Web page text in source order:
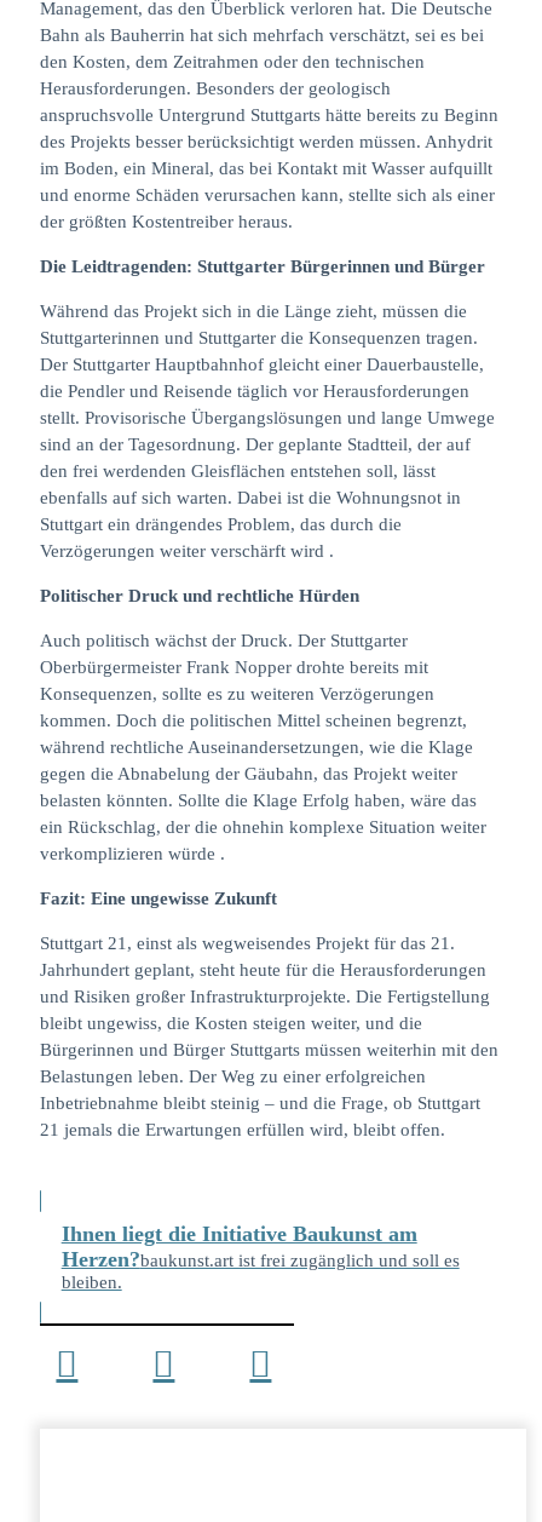
Management, das den Überblick verloren hat. Die Deutsche
Bahn als Bauherrin hat sich mehrfach verschätzt, sei es bei
den Kosten, dem Zeitrahmen oder den technischen
Herausforderungen. Besonders der geologisch
anspruchsvolle Untergrund Stuttgarts hätte bereits zu Beginn
des Projekts besser berücksichtigt werden müssen. Anhydrit
im Boden, ein Mineral, das bei Kontakt mit Wasser aufquillt
und enorme Schäden verursachen kann, stellte sich als einer
der größten Kostentreiber heraus.
Die Leidtragenden: Stuttgarter Bürgerinnen und Bürger
Während das Projekt sich in die Länge zieht, müssen die
Stuttgarterinnen und Stuttgarter die Konsequenzen tragen.
Der Stuttgarter Hauptbahnhof gleicht einer Dauerbaustelle,
die Pendler und Reisende täglich vor Herausforderungen
stellt. Provisorische Übergangslösungen und lange Umwege
sind an der Tagesordnung. Der geplante Stadtteil, der auf
den frei werdenden Gleisflächen entstehen soll, lässt
ebenfalls auf sich warten. Dabei ist die Wohnungsnot in
Stuttgart ein drängendes Problem, das durch die
Verzögerungen weiter verschärft wird .
Politischer Druck und rechtliche Hürden
Auch politisch wächst der Druck. Der Stuttgarter
Oberbürgermeister Frank Nopper drohte bereits mit
Konsequenzen, sollte es zu weiteren Verzögerungen
kommen. Doch die politischen Mittel scheinen begrenzt,
während rechtliche Auseinandersetzungen, wie die Klage
gegen die Abnabelung der Gäubahn, das Projekt weiter
belasten könnten. Sollte die Klage Erfolg haben, wäre das
ein Rückschlag, der die ohnehin komplexe Situation weiter
verkomplizieren würde .
Fazit: Eine ungewisse Zukunft
Stuttgart 21, einst als wegweisendes Projekt für das 21.
Jahrhundert geplant, steht heute für die Herausforderungen
und Risiken großer Infrastrukturprojekte. Die Fertigstellung
bleibt ungewiss, die Kosten steigen weiter, und die
Bürgerinnen und Bürger Stuttgarts müssen weiterhin mit den
Belastungen leben. Der Weg zu einer erfolgreichen
Inbetriebnahme bleibt steinig – und die Frage, ob Stuttgart
21 jemals die Erwartungen erfüllen wird, bleibt offen.
Ihnen liegt die Initiative Baukunst am
Herzen?baukunst.art ist frei zugänglich und soll es
bleiben.